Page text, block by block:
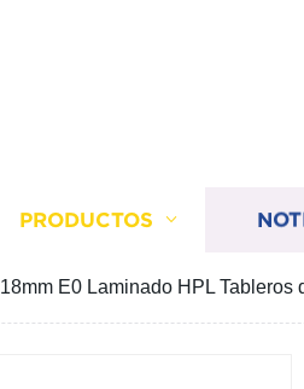
PRODUCTOS
18mm E0 Laminado HPL Tableros